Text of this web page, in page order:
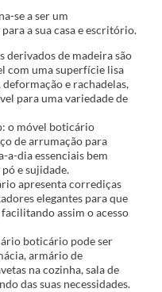
se a ser um
a sua casa e escritório.
derivados de madeira são
com uma superfície lisa
e rachadelas,
para uma variedade de
o móvel boticário
de arrumação para
a-dia essenciais bem
e sujidade.
apresenta corrediças
elegantes para que
assim o acesso
boticário pode ser
armário de
na cozinha, sala de
das suas necessidades.